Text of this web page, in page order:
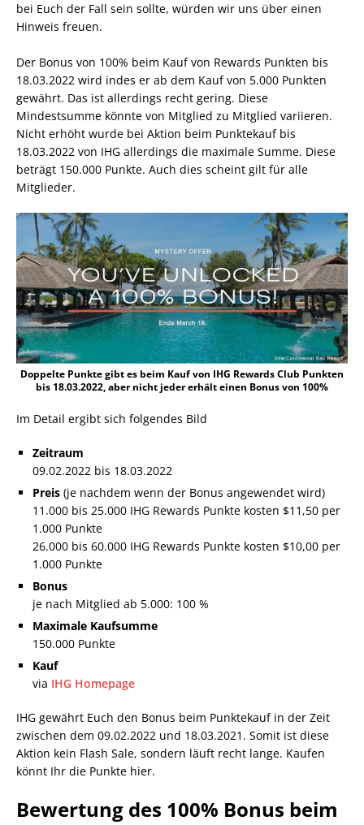
bei Euch der Fall sein sollte, würden wir uns über einen
Hinweis freuen.
Der Bonus von 100% beim Kauf von Rewards Punkten bis
18.03.2022 wird indes er ab dem Kauf von 5.000 Punkten
gewährt. Das ist allerdings recht gering. Diese
Mindestsumme könnte von Mitglied zu Mitglied variieren.
Nicht erhöht wurde bei Aktion beim Punktekauf bis
18.03.2022 von IHG allerdings die maximale Summe. Diese
beträgt 150.000 Punkte. Auch dies scheint gilt für alle
Mitglieder.
Doppelte Punkte gibt es beim Kauf von IHG Rewards Club Punkten
bis 18.03.2022, aber nicht jeder erhält einen Bonus von 100%
Im Detail ergibt sich folgendes Bild
Zeitraum
09.02.2022 bis 18.03.2022
Preis (je nachdem wenn der Bonus angewendet wird)
11.000 bis 25.000 IHG Rewards Punkte kosten $11,50 per
1.000 Punkte
26.000 bis 60.000 IHG Rewards Punkte kosten $10,00 per
1.000 Punkte
Bonus
je nach Mitglied ab 5.000: 100 %
Maximale Kaufsumme
150.000 Punkte
Kauf
via IHG Homepage
IHG gewährt Euch den Bonus beim Punktekauf in der Zeit
zwischen dem 09.02.2022 und 18.03.2021. Somit ist diese
Aktion kein Flash Sale, sondern läuft recht lange. Kaufen
könnt Ihr die Punkte hier.
Bewertung des 100% Bonus beim